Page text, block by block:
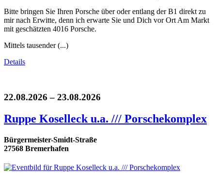
Bitte bringen Sie Ihren Porsche über oder entlang der B1 direkt zu
mir nach Erwitte, denn ich erwarte Sie und Dich vor Ort Am Markt
mit geschätzten 4016 Porsche.
Mittels tausender (...)
Details
22.08.2026 – 23.08.2026
Ruppe Koselleck u.a. /// Porschekomplex
Bürgermeister-Smidt-Straße
27568 Bremerhafen